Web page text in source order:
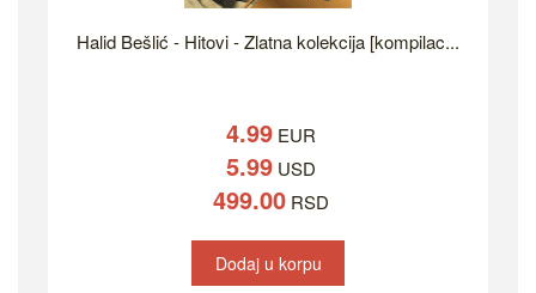
Halid Bešlić - Hitovi - Zlatna kolekcija [kompilac...
4.99 EUR
5.99 USD
499.00 RSD
Dodaj u korpu